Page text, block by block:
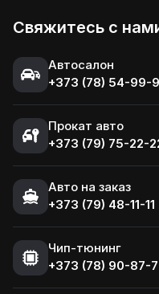
Свяжитесь с
Автосалон
+373 (78) 54-99-
Прокат авто
+373 (79) 75-22-
Авто на заказ
+373 (79) 48-11-11
Чип-тюнинг
+373 (78) 90-87-